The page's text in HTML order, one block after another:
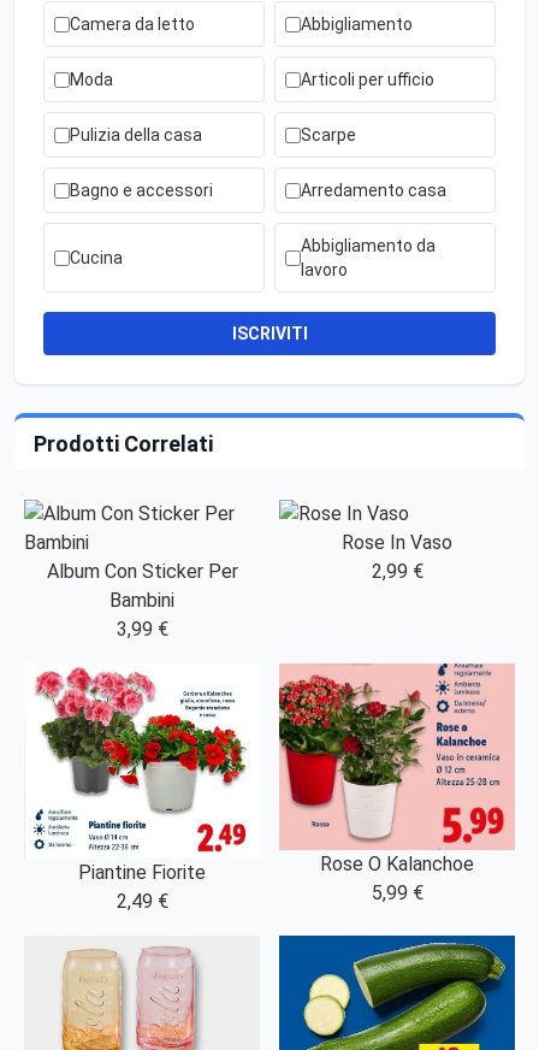
Camera da letto Abbigliamento
Moda Articoli per ufficio
Pulizia della casa Scarpe
Bagno e accessori Arredamento casa
Cucina
Abbigliamento da
lavoro
ISCRIVITI
Prodotti Correlati
Album Con Sticker Per
Bambini
3,99 €
Rose In Vaso
2,99 €
Piantine Fiorite
2,49 €
Rose O Kalanchoe
5,99 €